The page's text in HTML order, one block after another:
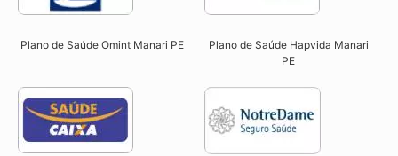
Plano de Saúde Omint Manari PE​
Plano de Saúde Hapvida Manari
PE​